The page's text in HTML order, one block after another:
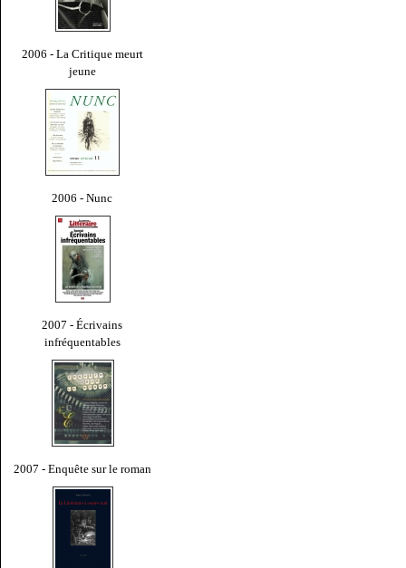
2006 - La Critique meurt
jeune
2006 - Nunc
2007 - Écrivains
infréquentables
2007 - Enquête sur le roman